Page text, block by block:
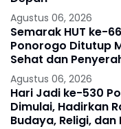
Agustus 06, 2026
Semarak HUT ke-
Ponorogo Ditutup
Sehat dan
Ponorogo –
Ulang
Agustus 06, 2026
Hari Jadi ke-530
Dimulai, Hadirkan
Budaya, Religi,